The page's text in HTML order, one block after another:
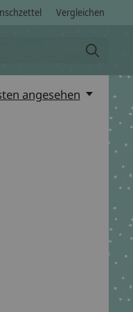
Vergleichen
angesehen